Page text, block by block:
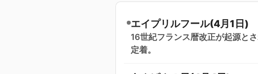
エイプリルフール(4月1日)
16世紀フランス暦改正が起源と
定着。